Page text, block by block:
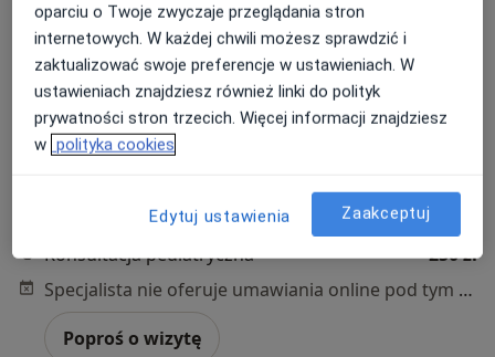
dr n. med. Ewelina Wawryk-Gawda
Pediatra, Pulmonolog dziecięcy·Więcej
164 opinie
Adres Online
Praktyka Lekarska
Konsultacja pediatryczna
250 zł
Specjalista nie oferuje umawiania online pod tym adresem.
Poproś o wizytę
oparciu o Twoje zwyczaje przeglądania stron
internetowych. W każdej chwili możesz sprawdzić i
zaktualizować swoje preferencje w ustawieniach. W
ustawieniach znajdziesz również linki do polityk
prywatności stron trzecich. Więcej informacji znajdziesz
w polityka cookies
Edytuj ustawienia Zaakceptuj